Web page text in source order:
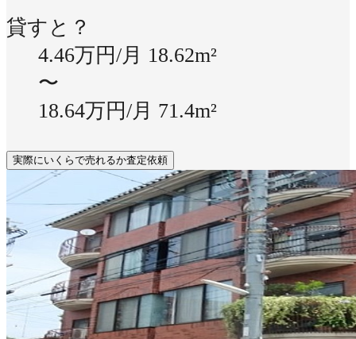
貸すと？
4.46万円/月 18.62m²
〜
18.64万円/月 71.4m²
実際にいくらで売れるか査定依頼